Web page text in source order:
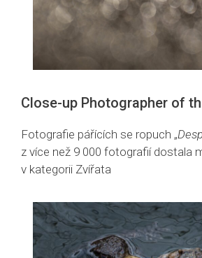
Close-up Photographer of
Fotografie pářících se ropuch „
z více než 9 000 fotografií dostala
v kategorii Zvířata